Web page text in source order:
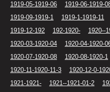
1919-05-1919-06
1919-06-1919-
1919-09-1919-1
1919-1-1919-11
1919-12-192
192-1920- 1920--
1920-03-1920-04
1920-04-1920-
1920-07-1920-08
1920-08-1920-1
1920-11-1920-11-3
1920-12-0-
1921-1921-
1921--1921-01-2